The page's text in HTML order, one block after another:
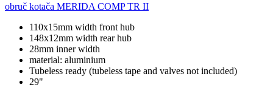
obruč kotača MERIDA COMP TR II
110x15mm width front hub
148x12mm width rear hub
28mm inner width
material: aluminium
Tubeless ready (tubeless tape and valves not included)
29"